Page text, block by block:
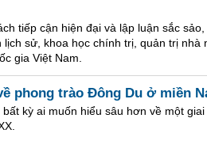
tiếp cận hiện đại và lập luận sắc
lịch sử, khoa học chính trị, quản trị
gia Việt Nam.
phong trào Đông Du ở miền
kỳ ai muốn hiểu sâu hơn về một